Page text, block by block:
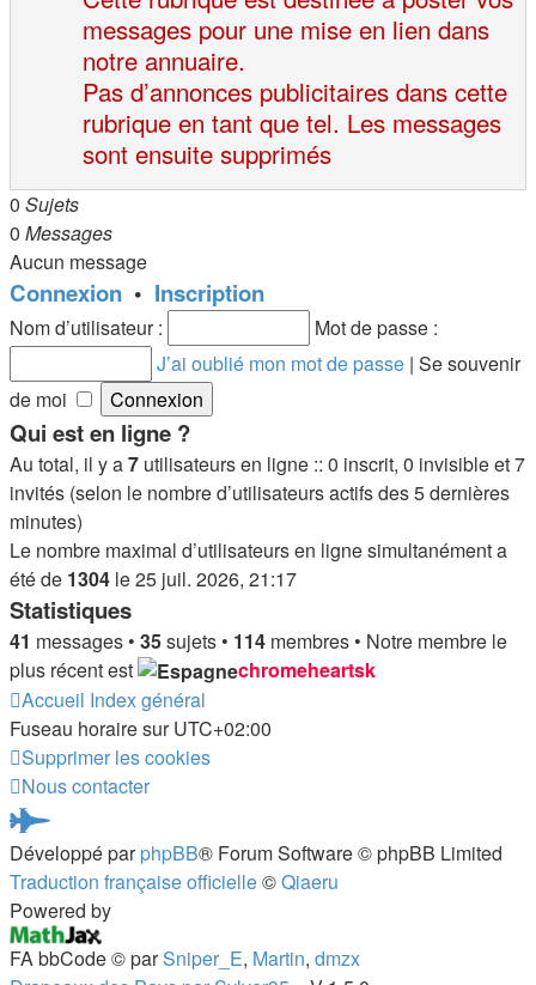
l'annuaire
Terraburg
messages pour une mise en lien dans
notre annuaire.
Pas d’annonces publicitaires dans cette
rubrique en tant que tel. Les messages
sont ensuite supprimés
0 Sujets
0 Messages
Aucun message
Connexion • Inscription
Nom d’utilisateur :
Mot de passe :
J’ai oublié mon mot de passe | Se souvenir
de moi
Qui est en ligne ?
Au total, il y a7 utilisateurs en ligne :: 0 inscrit, 0 invisible et 7
invités (selon le nombre d’utilisateurs actifs des 5 dernières
minutes)
Le nombre maximal d’utilisateurs en ligne simultanément a
été de 1304 le 25 juil. 2026, 21:17
Statistiques
41 messages • 35sujets • 114 membres • Notre membre le
plus récent est
chromeheartsk
Accueil Index général
Fuseau horaire surUTC+02:00
Supprimer les cookies
Nous contacter
Pardus.at
(S’ouvre
dans
un
nouvel
Développé parphpBB® Forum Software © phpBB Limited
Traduction française officielle©Qiaeru
Powered by
FA bbCode ©parSniper_E, Martin, dmzx